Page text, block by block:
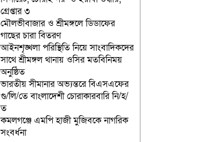
গ্রেপ্তার ৩
মৌলভীবাজার ও শ্রীমঙ্গলে ডিডাফের
গাছের চারা বিতরণ
আইনশৃঙ্খলা পরিস্থিতি নিয়ে সাংবাদিকদের
সাথে শ্রীমঙ্গল থানায় ওসির মতবিনিময়
অনুষ্ঠিত
ভারতীয় সীমানার অভ্যন্তরে বিএসএফের
গু/লি/তে বাংলাদেশী চোরাকারবারি নি/হ/
ত
কমলগঞ্জে এমপি হাজী মুজিবকে নাগরিক
সংবর্ধনা